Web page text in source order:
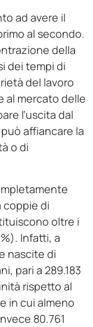
ad avere il
al secondo.
della
dei tempi di
del lavoro
al mercato delle
l’uscita dal
affiancare la
o di
coppie di
oltre i
Infatti, a
nascite di
pari a 289.183
rispetto al
in cui almeno
80.761